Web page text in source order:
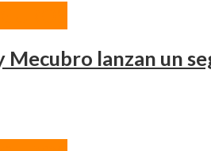
Mecubro lanzan un